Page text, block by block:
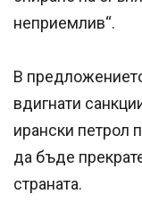
неприемлив“.
В
вдигнати
ирански петрол
да бъде
страната.